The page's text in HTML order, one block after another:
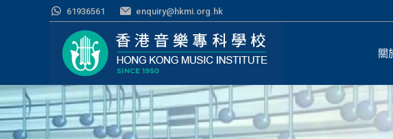
61936561 enquiry@hkmi.org.hk
關